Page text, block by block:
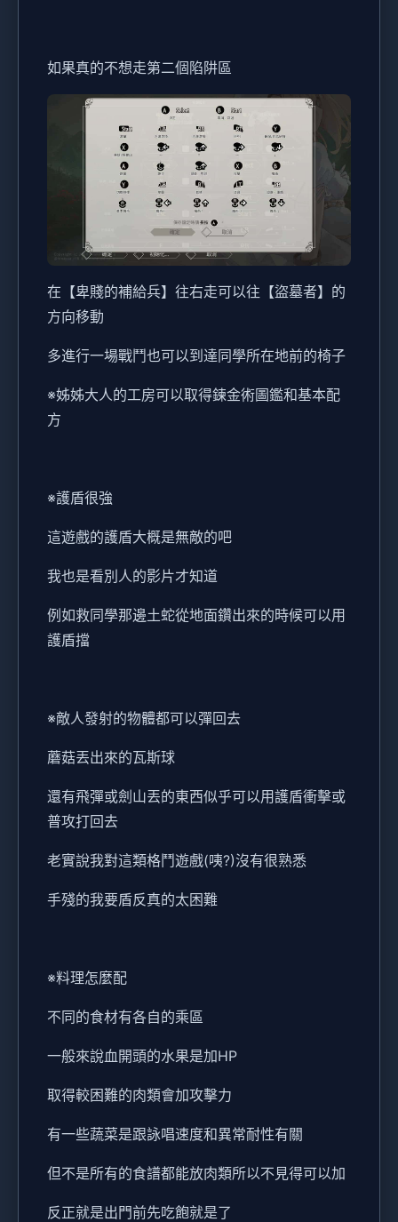
如果真的不想走第二個陷阱區
在【卑賤的補給兵】往右走可以往【盜墓者】的
方向移動
多進行一場戰鬥也可以到達同學所在地前的椅子
※姊姊大人的工房可以取得鍊金術圖鑑和基本配
方
※護盾很強
這遊戲的護盾大概是無敵的吧
我也是看別人的影片才知道
例如救同學那邊土蛇從地面鑽出來的時候可以用
護盾擋
※敵人發射的物體都可以彈回去
蘑菇丟出來的瓦斯球
還有飛彈或劍山丟的東西似乎可以用護盾衝擊或
普攻打回去
老實說我對這類格鬥遊戲(咦?)沒有很熟悉
手殘的我要盾反真的太困難
※料理怎麼配
不同的食材有各自的乘區
一般來說血開頭的水果是加HP
取得較困難的肉類會加攻擊力
有一些蔬菜是跟詠唱速度和異常耐性有關
但不是所有的食譜都能放肉類所以不見得可以加
反正就是出門前先吃飽就是了